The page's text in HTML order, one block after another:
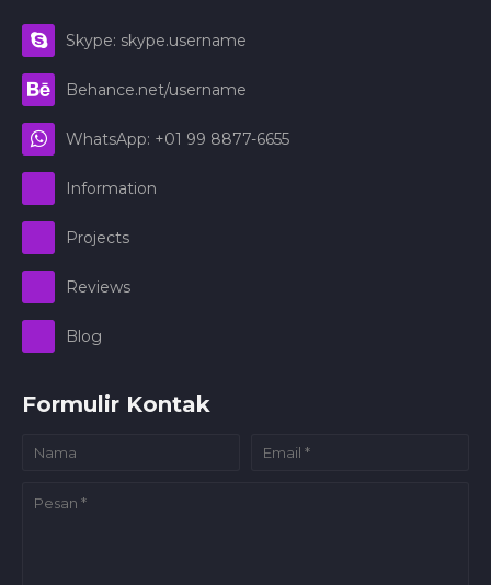
Skype: skype.username
Behance.net/username
WhatsApp: +01 99 8877-6655
Information
Projects
Reviews
Blog
Formulir Kontak